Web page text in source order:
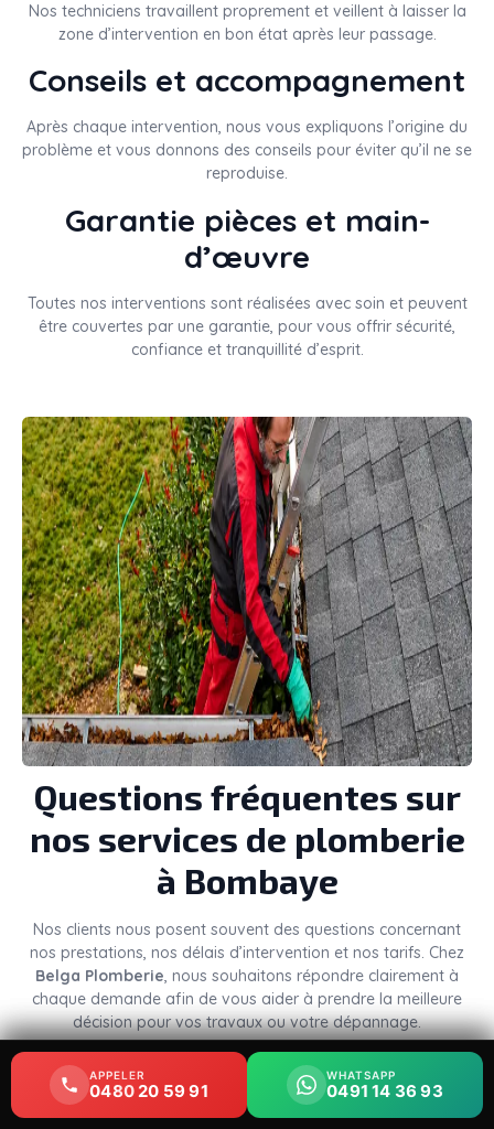
Nos techniciens travaillent proprement et veillent à laisser la
zone d’intervention en bon état après leur passage.
Conseils et accompagnement
Après chaque intervention, nous vous expliquons l’origine du
problème et vous donnons des conseils pour éviter qu’il ne se
reproduise.
Garantie pièces et main-
d’œuvre
Toutes nos interventions sont réalisées avec soin et peuvent
être couvertes par une garantie, pour vous offrir sécurité,
confiance et tranquillité d’esprit.
Questions fréquentes sur
nos services de plomberie
à Bombaye
Nos clients nous posent souvent des questions concernant
nos prestations, nos délais d’intervention et nos tarifs. Chez
Belga Plomberie, nous souhaitons répondre clairement à
chaque demande afin de vous aider à prendre la meilleure
décision pour vos travaux ou votre dépannage.
Combien coûte une
intervention de plomberie
APPELER
0480 20 59 91
WHATSAPP
0491 14 36 93
APPELER
0480 20 59 91
WHATSAPP
0491 14 36 93